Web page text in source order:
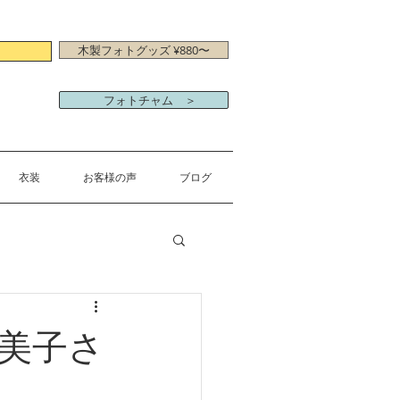
木製フォトグッズ ¥880〜
フォトチャム ＞
衣装 お客様の声 ブログ
子さ